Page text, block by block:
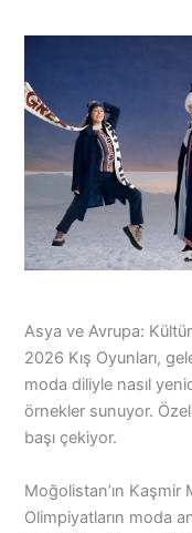
Asya ve Avrupa:
2026 Kış Oyunları,
moda diliyle nasıl
örnekler sunuyor.
başı çekiyor.
Moğolistan’ın Kaşmir
Olimpiyatların moda